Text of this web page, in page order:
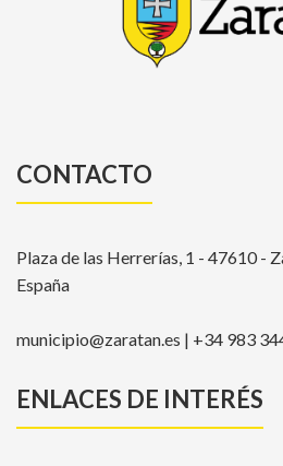
CONTACTO
Plaza de las Herrerías, 1 - 47610 -
España
municipio@zaratan.es | +34 983
ENLACES DE INTERÉS